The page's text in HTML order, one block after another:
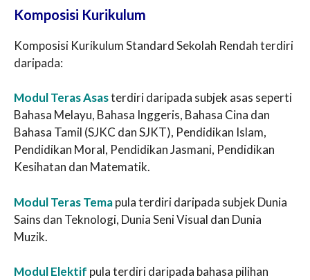
Komposisi Kurikulum
Komposisi Kurikulum Standard Sekolah Rendah terdiri
daripada:
Modul Teras Asasterdiri daripada subjek asas seperti
Bahasa Melayu, Bahasa Inggeris, Bahasa Cina dan
Bahasa Tamil (SJKC dan SJKT), Pendidikan Islam,
Pendidikan Moral, Pendidikan Jasmani, Pendidikan
Kesihatan dan Matematik.
Modul Teras Temapula terdiri daripada subjek Dunia
Sains dan Teknologi, Dunia Seni Visual dan Dunia
Muzik.
Modul Elektif pula terdiri daripada bahasa pilihan